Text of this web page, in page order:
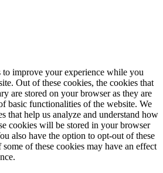
to improve your experience while you
Out of these cookies, the cookies that
are stored on your browser as they are
basic functionalities of the website. We
that help us analyze and understand how
cookies will be stored in your browser
also have the option to opt-out of these
of these cookies may have an effect